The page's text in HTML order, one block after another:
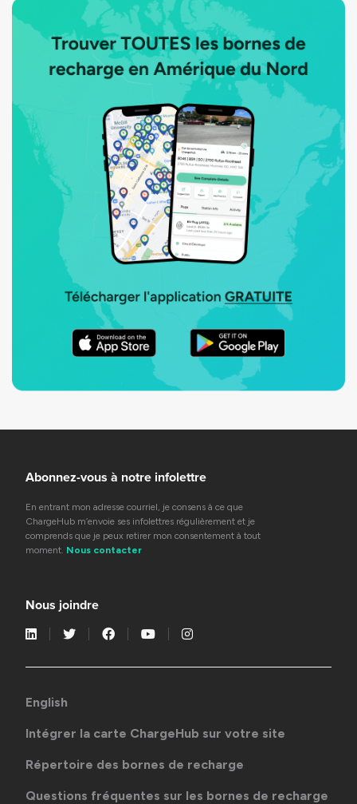
Abonnez-vous à notre infolettre
En entrant mon adresse courriel, je consens à ce que
ChargeHub m’envoie ses infolettres régulièrement et je
comprends que je peux retirer mon consentement à tout
moment. Nous contacter
Nous joindre
English
Intégrer la carte ChargeHub sur votre site
Répertoire des bornes de recharge
Questions fréquentes sur les bornes de recharge